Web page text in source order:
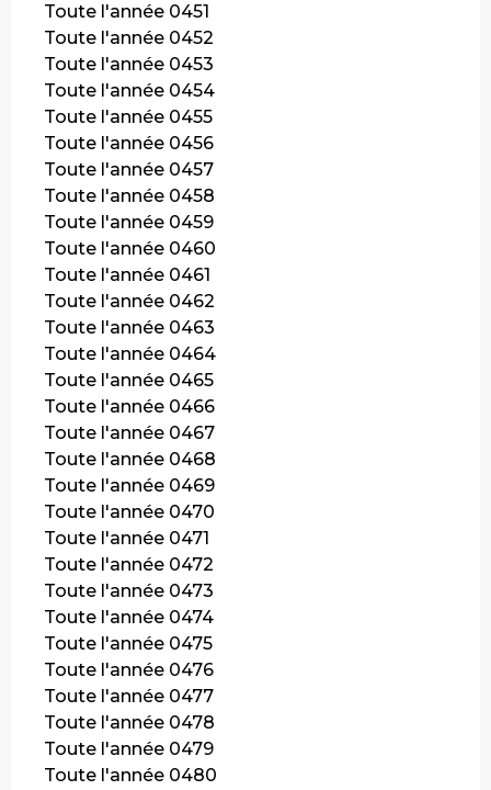
Toute l'année 0451
Toute l'année 0452
Toute l'année 0453
Toute l'année 0454
Toute l'année 0455
Toute l'année 0456
Toute l'année 0457
Toute l'année 0458
Toute l'année 0459
Toute l'année 0460
Toute l'année 0461
Toute l'année 0462
Toute l'année 0463
Toute l'année 0464
Toute l'année 0465
Toute l'année 0466
Toute l'année 0467
Toute l'année 0468
Toute l'année 0469
Toute l'année 0470
Toute l'année 0471
Toute l'année 0472
Toute l'année 0473
Toute l'année 0474
Toute l'année 0475
Toute l'année 0476
Toute l'année 0477
Toute l'année 0478
Toute l'année 0479
Toute l'année 0480